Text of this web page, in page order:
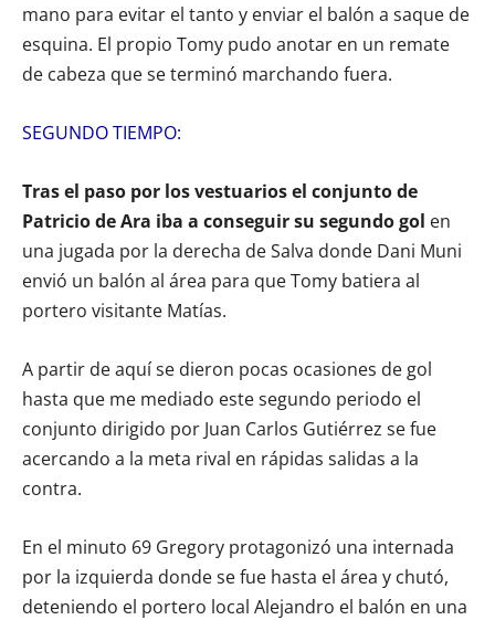
mano para evitar el tanto y enviar el balón a saque de
esquina. El propio Tomy pudo anotar en un remate
de cabeza que se terminó marchando fuera.
SEGUNDO TIEMPO:
Tras el paso por los vestuarios el conjunto de
Patricio de Ara iba a conseguir su segundo gol en
una jugada por la derecha de Salva donde Dani Muni
envió un balón al área para que Tomy batiera al
portero visitante Matías.
A partir de aquí se dieron pocas ocasiones de gol
hasta que me mediado este segundo periodo el
conjunto dirigido por Juan Carlos Gutiérrez se fue
acercando a la meta rival en rápidas salidas a la
contra.
En el minuto 69 Gregory protagonizó una internada
por la izquierda donde se fue hasta el área y chutó,
deteniendo el portero local Alejandro el balón en una